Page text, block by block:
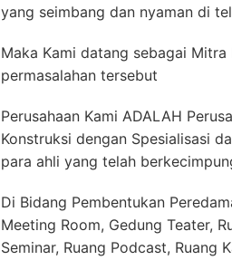
yang seimbang dan nyaman di
Maka Kami datang sebagai
permasalahan tersebut
Perusahaan Kami ADALAH
Konstruksi dengan Spesialisasi
para ahli yang telah
Di Bidang Pembentukan
Meeting Room, Gedung Teater,
Seminar, Ruang Podcast, Ruang